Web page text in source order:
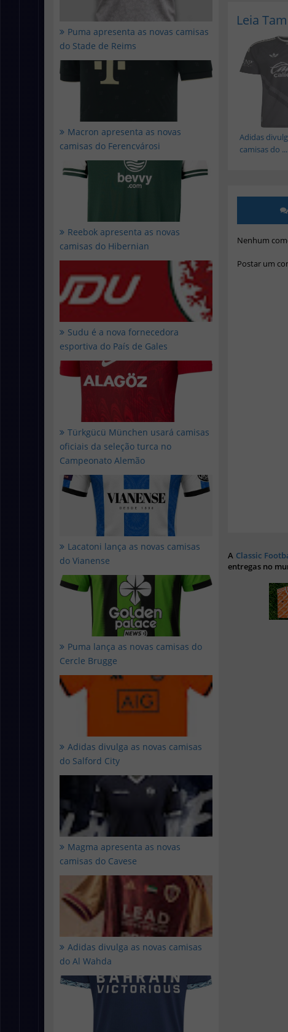
Puma apresenta as novas camisas
do Stade de Reims
Macron apresenta as novas
camisas do Ferencvárosi
Reebok apresenta as novas
camisas do Hibernian
Sudu é a nova fornecedora
esportiva do País de Gales
Türkgücü München usará camisas
oficiais da seleção turca no
Campeonato Alemão
Lacatoni lança as novas camisas
do Vianense
Puma lança as novas camisas do
Cercle Brugge
Adidas divulga as novas camisas
do Salford City
Magma apresenta as novas
camisas do Cavese
Adidas divulga as novas camisas
do Al Wahda
Leia
Adidas
camisas do ...
Nenhum
Postar um
A Classic
entregas no